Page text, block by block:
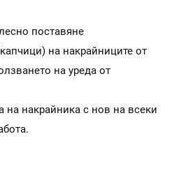
поставяне
на накрайниците от
на уреда от
на накрайника с нов на всеки